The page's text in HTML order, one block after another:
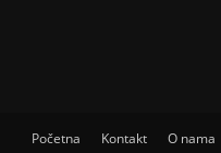
Početna Kontakt O nama